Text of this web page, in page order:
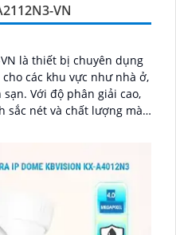
VN
là thiết bị chuyên dụng
các khu vực như nhà ở,
cao,
sắc nét và chất lượng màu